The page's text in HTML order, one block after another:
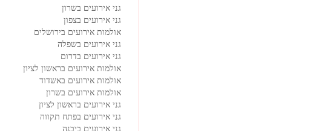
גני אירועים בשרון
גני אירועים בצפון
אולמות אירועים בירושלים
גני אירועים בשפלה
גני אירועים בדרום
אולמות אירועים בראשון לציון
אולמות אירועים באשדוד
אולמות אירועים בשרון
גני אירועים בראשון לציון
גני אירועים בפתח תקווה
גני אירועים ביבנה